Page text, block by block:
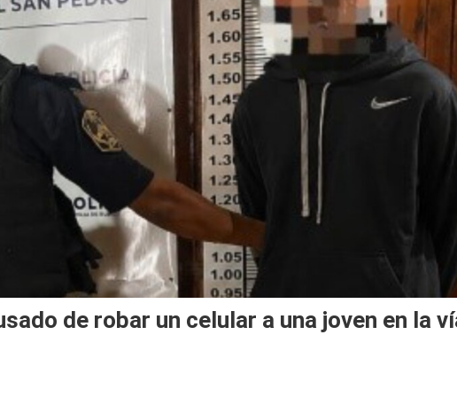
de robar un celular a una joven en la